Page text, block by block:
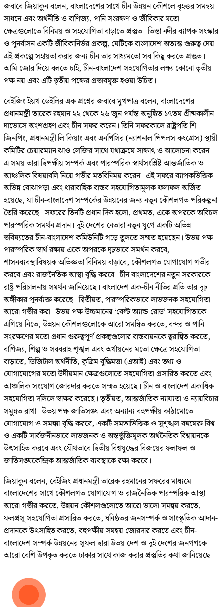
জবাবে জিয়াকুন বলেন, বাংলাদেশের সাথে চীন উন্নয়ন কৌশলে বৃহত্তর সমন্বয়
সাধনে এবং অর্থনীতি ও বাণিজ্য, পানি সংরক্ষণ ও জীবিকার মতো
ক্ষেত্রগুলোতে বিনিময় ও সহযোগিতা বাড়াতে প্রস্তুত। তিস্তা নদীর ব্যাপক সংস্কার
ও পুনর্বাসন একটি জীবিকানির্ভর প্রকল্প, যেটিকে বাংলাদেশ অত্যন্ত গুরুত্ব দেয়।
এই প্রকল্পে সহায়তা করার জন্য চীন তার সাধ্যমতো সব কিছু করতে প্রস্তুত।
আমি জোর দিয়ে বলতে চাই, চীন-বাংলাদেশ সহযোগিতার লক্ষ্য কোনো তৃতীয়
পক্ষ নয় এবং এটি তৃতীয় পক্ষের প্রভাবমুক্ত হওয়া উচিত।
বেইজিং ইয়থ ডেইলির এক প্রশ্নের জবাবে মুখপাত্র বলেন, বাংলাদেশের
প্রধানমন্ত্রী তারেক রহমান ২২ থেকে ২৬ জুন পর্যন্ত অনুষ্ঠিত ১৭তম গ্রীষ্মকালীন
দাভোসে অংশগ্রহণ এবং চীন সফর করেন। তিনি সফরকালে রাষ্ট্রপতি শি
জিনপিং, প্রধানমন্ত্রী লি কিয়াং এবং এনপিসির (ন্যাশনাল পিপলস কংগ্রেস) স্থায়ী
কমিটির চেয়ারম্যান ঝাও লেজির সাথে যথাক্রমে সাক্ষাৎ ও আলোচনা করেন।
এ সময় তারা দ্বিপক্ষীয় সম্পর্ক এবং পারস্পরিক স্বার্থসংশ্লিষ্ট আন্তর্জাতিক ও
আঞ্চলিক বিষয়াবলি নিয়ে গভীর মতবিনিময় করেন। এই সফরে ব্যাপকভিত্তিক
অভিন্ন বোঝাপড়া এবং ধারাবাহিক বাস্তব সহযোগিতামূলক ফলাফল অর্জিত
হয়েছে, যা চীন-বাংলাদেশ সম্পর্কের উন্নয়নের জন্য নতুন কৌশলগত পরিকল্পনা
তৈরি করেছে। সফরের তিনটি প্রধান দিক হলো, প্রথমত, একে অপরকে অবিচল
পারস্পরিক সমর্থন প্রদান। দুই দেশের নেতারা নতুন যুগে একটি অভিন্ন
ভবিষ্যতের চীন-বাংলাদেশ কমিউনিটি গড়ে তুলতে সম্মত হয়েছেন। উভয় পক্ষ
পারস্পরিক স্বার্থ রক্ষায় একে অপরকে দৃঢ়ভাবে সমর্থন করবে,
শাসনব্যবস্থাবিষয়ক অভিজ্ঞতা বিনিময় বাড়াবে, কৌশলগত যোগাযোগ গভীর
করবে এবং রাজনৈতিক আস্থা বৃদ্ধি করবে। চীন বাংলাদেশের নতুন সরকারকে
রাষ্ট্র পরিচালনায় সমর্থন জানিয়েছে। বাংলাদেশ এক-চীন নীতির প্রতি তার দৃঢ়
অঙ্গীকার পুনর্ব্যক্ত করেছে। দ্বিতীয়ত, পারস্পরিকভাবে লাভজনক সহযোগিতা
আরো গভীর করা। উভয় পক্ষ উচ্চমানের ‘বেল্ট অ্যান্ড রোড’ সহযোগিতাকে
এগিয়ে নিতে, উন্নয়ন কৌশলগুলোকে আরো সমন্বিত করতে, বন্দর ও পানি
সংরক্ষণের মতো প্রধান গুরুত্বপূর্ণ প্রকল্পগুলোর বাস্তবায়নকে ত্বরান্বিত করতে,
বাণিজ্য, শিল্প ও সরবরাহ শৃঙ্খল এবং অর্থায়নের মতো ক্ষেত্রে সহযোগিতা
বাড়াতে, ডিজিটাল অর্থনীতি, কৃত্রিম বুদ্ধিমত্তা (এআই) এবং তথ্য ও
যোগাযোগের মতো উদীয়মান ক্ষেত্রগুলোতে সহযোগিতা প্রসারিত করতে এবং
আঞ্চলিক সংযোগ জোরদার করতে সম্মত হয়েছে। চীন ও বাংলাদেশ একাধিক
সহযোগিতা দলিলে স্বাক্ষর করেছে। তৃতীয়ত, আন্তর্জাতিক ন্যায্যতা ও ন্যায়বিচার
সমুন্নত রাখা। উভয় পক্ষ জাতিসঙ্ঘ এবং অন্যান্য বহুপক্ষীয় কাঠামোতে
যোগাযোগ ও সমন্বয় বৃদ্ধি করবে, একটি সমতাভিত্তিক ও সুশৃঙ্খল বহুমেরু বিশ্ব
ও একটি সার্বজনীনভাবে লাভজনক ও অন্তর্ভুক্তিমূলক অর্থনৈতিক বিশ্বায়নকে
উৎসাহিত করবে এবং যৌথভাবে দ্বিতীয় বিশ্বযুদ্ধের বিজয়ের ফলাফল ও
জাতিসঙ্ঘকেন্দ্রিক আন্তর্জাতিক ব্যবস্থাকে রক্ষা করবে।
জিয়াকুন বলেন, বেইজিং প্রধানমন্ত্রী তারেক রহমানের সফরের মাধ্যমে
বাংলাদেশের সাথে কৌশলগত যোগাযোগ ও রাজনৈতিক পারস্পরিক আস্থা
আরো গভীর করতে, উন্নয়ন কৌশলগুলোতে আরো ভালো সমন্বয় করতে,
ফলপ্রসূ সহযোগিতা প্রসারিত করতে, ঘনিষ্ঠতর জনসম্পর্ক ও সাংস্কৃতিক আদান-
প্রদানকে উৎসাহিত করতে, বহুপক্ষীয় সমন্বয় জোরদার করতে এবং চীন-
বাংলাদেশ সম্পর্ক উন্নয়নের সুফল দ্বারা উভয় দেশ ও দুই দেশের জনগণকে
আরো বেশি উপকৃত করতে ঢাকার সাথে কাজ করার প্রস্তুতির কথা জানিয়েছে।